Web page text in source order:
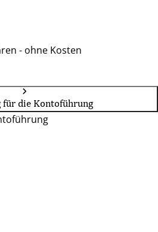
- ohne Kosten
für die Kontoführung